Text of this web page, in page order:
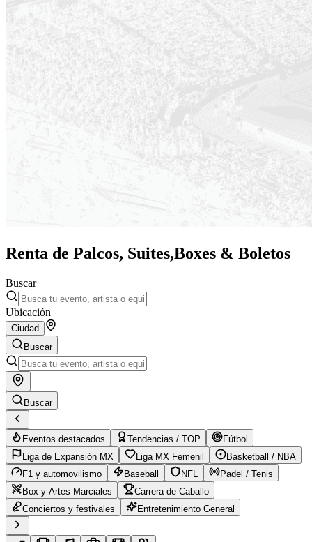
Renta de Palcos, Suites,Boxes & Boletos
Buscar
Ubicación
Ciudad
Buscar
Buscar
Eventos destacados Tendencias / TOP
Fútbol
Liga de Expansión MX
Liga MX Femenil
Basketball / NBA
F1 y automovilismo
Baseball NFL
Padel / Tenis
Box y Artes Marciales
Carrera de Caballo
Conciertos y festivales
Entretenimiento General